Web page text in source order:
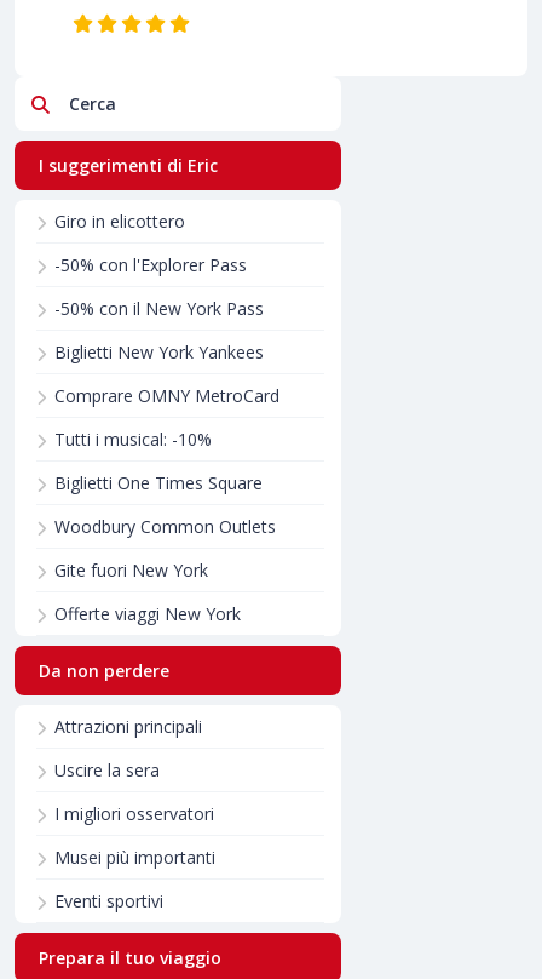
Cerca
I suggerimenti di Eric
Giro in elicottero
-50% con l'Explorer Pass
-50% con il New York Pass
Biglietti New York Yankees
Comprare OMNY MetroCard
Tutti i musical: -10%
Biglietti One Times Square
Woodbury Common Outlets
Gite fuori New York
Offerte viaggi New York
Da non perdere
Attrazioni principali
Uscire la sera
I migliori osservatori
Musei più importanti
Eventi sportivi
Prepara il tuo viaggio